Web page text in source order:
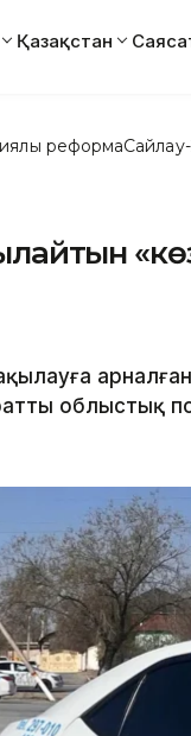
Қазақстан
реформа
арналған
облыстық